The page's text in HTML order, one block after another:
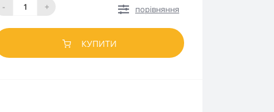
-
+
порівняння
КУПИТИ